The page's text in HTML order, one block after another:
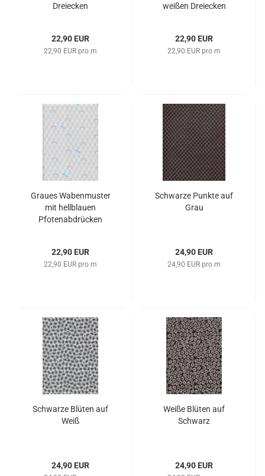
Dreiecken
22,90 EUR
22,90 EUR pro m
weißen Dreiecken
22,90 EUR
22,90 EUR pro m
Graues Wabenmuster
mit hellblauen
Pfotenabdrücken
22,90 EUR
22,90 EUR pro m
Schwarze Punkte auf
Grau
24,90 EUR
24,90 EUR pro m
Schwarze Blüten auf
Weiß
24,90 EUR
Weiße Blüten auf
Schwarz
24,90 EUR